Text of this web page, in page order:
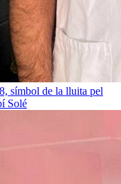
símbol de la lluita pel
Solé